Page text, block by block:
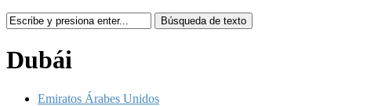
Dubái
Emiratos Árabes Unidos